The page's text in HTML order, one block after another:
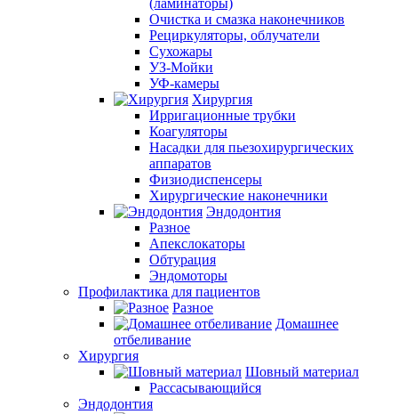
(ламинаторы)
Очистка и смазка наконечников
Рециркуляторы, облучатели
Сухожары
УЗ-Мойки
УФ-камеры
Хирургия
Ирригационные трубки
Коагуляторы
Насадки для пьезохирургических
аппаратов
Физиодиспенсеры
Хирургические наконечники
Эндодонтия
Разное
Апекслокаторы
Обтурация
Эндомоторы
Профилактика для пациентов
Разное
Домашнее
отбеливание
Хирургия
Шовный материал
Рассасывающийся
Эндодонтия